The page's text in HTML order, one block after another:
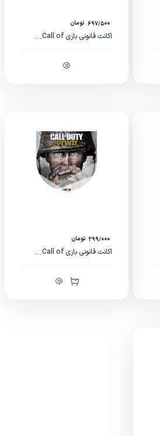
۶۹۷/۵۰۰ تومان
اکانت قانونی بازی Call of...
۲۹۹/۰۰۰ تومان
اکانت قانونی بازی Call of...